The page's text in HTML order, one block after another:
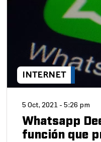
INTERNET
5 Oct, 2021 - 5:26 pm
Whatsapp
función que